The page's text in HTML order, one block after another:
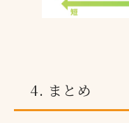
4. まとめ